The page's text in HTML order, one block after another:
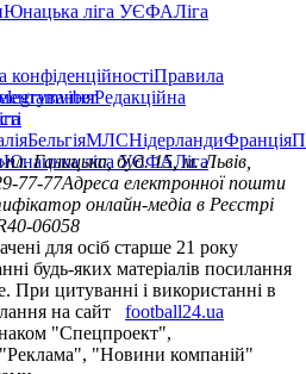
Юнацька ліга УЄФАЛіга
конфіденційностіПравила
Редакційна
viber
БельгіяМЛСНідерландиФранція
Юнацька ліга УЄФАЛіга
пл. Галицька, буд. 15, м. Львів,
77-77Адреса електронної пошти
онлайн-медіа в Реєстрі
06058
для осіб старше 21 року
будь-яких матеріалів посилання
При цитуванні і використанні в
на сайт
football24.ua
"Спецпроект",
"Новини компаній"